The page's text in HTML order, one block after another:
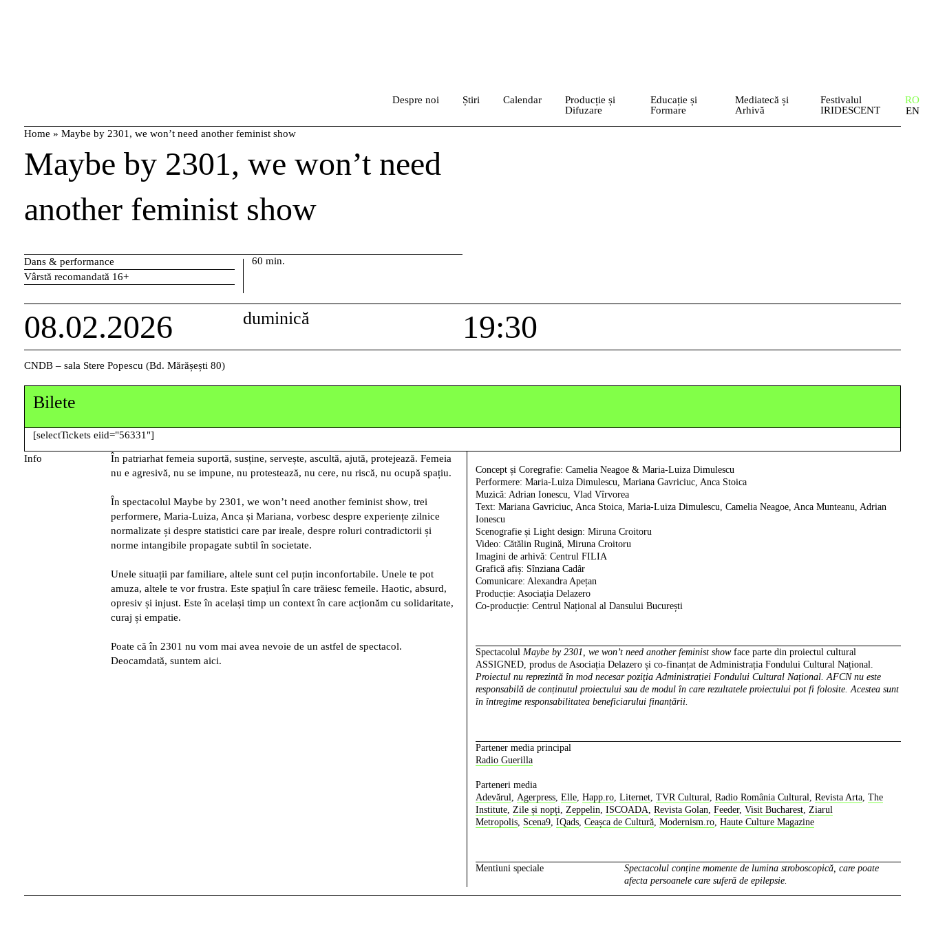
Despre noi Știri Calendar
Producție și
Difuzare
Educație și
Formare
Mediatecă și
Arhivă
Festivalul
IRIDESCENT
RO
EN
Home » Maybe by 2301, we won’t need another feminist show
Maybe by 2301, we won’t need
another feminist show
Dans & performance
Vârstă recomandată 16+
60 min.
08.02.2026 duminică 19:30
CNDB – sala Stere Popescu (Bd. Mărășești 80)
Bilete
[selectTickets eiid="56331"]
Info
În patriarhat femeia suportă, susține, servește, ascultă, ajută, protejează. Femeia
nu e agresivă, nu se impune, nu protestează, nu cere, nu riscă, nu ocupă spațiu.
În spectacolul Maybe by 2301, we won’t need another feminist show, trei
performere, Maria-Luiza, Anca și Mariana, vorbesc despre experiențe zilnice
normalizate și despre statistici care par ireale, despre roluri contradictorii și
norme intangibile propagate subtil în societate.
Unele situații par familiare, altele sunt cel puțin inconfortabile. Unele te pot
amuza, altele te vor frustra. Este spațiul în care trăiesc femeile. Haotic, absurd,
opresiv și injust. Este în același timp un context în care acționăm cu solidaritate,
curaj și empatie.
Poate că în 2301 nu vom mai avea nevoie de un astfel de spectacol.
Deocamdată, suntem aici.
Concept și Coregrafie: Camelia Neagoe & Maria-Luiza Dimulescu
Performere: Maria-Luiza Dimulescu, Mariana Gavriciuc, Anca Stoica
Muzică: Adrian Ionescu, Vlad Vîrvorea
Text: Mariana Gavriciuc, Anca Stoica, Maria-Luiza Dimulescu, Camelia Neagoe, Anca Munteanu, Adrian
Ionescu
Scenografie și Light design: Miruna Croitoru
Video: Cătălin Rugină, Miruna Croitoru
Imagini de arhivă: Centrul FILIA
Grafică afiș: Sînziana Cadâr
Comunicare: Alexandra Apețan
Producție: Asociația Delazero
Co-producție: Centrul Național al Dansului București
Spectacolul Maybe by 2301, we won’t need another feminist show face parte din proiectul cultural
ASSIGNED, produs de Asociația Delazero și co-finanțat de Administrația Fondului Cultural Național.
Proiectul nu reprezintă în mod necesar poziţia Administrației Fondului Cultural Național. AFCN nu este
responsabilă de conținutul proiectului sau de modul în care rezultatele proiectului pot fi folosite. Acestea sunt
în întregime responsabilitatea beneficiarului finanțării.
Partener media principal
Radio Guerilla
Parteneri media
Adevărul, Agerpress, Elle, Happ.ro, Liternet, TVR Cultural, Radio România Cultural, Revista Arta, The
Institute, Zile și nopți, Zeppelin, ISCOADA, Revista Golan, Feeder, Visit Bucharest, Ziarul
Metropolis, Scena9, IQads, Ceașca de Cultură, Modernism.ro, Haute Culture Magazine
Mentiuni speciale
Spectacolul conține momente de lumina stroboscopică, care poate
afecta persoanele care suferă de epilepsie.